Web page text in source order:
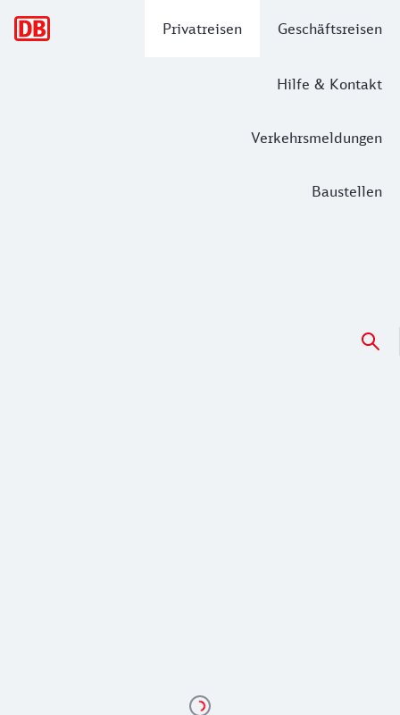
Privatreisen Geschäftsreisen
Hilfe & Kontakt
Verkehrsmeldungen
Baustellen